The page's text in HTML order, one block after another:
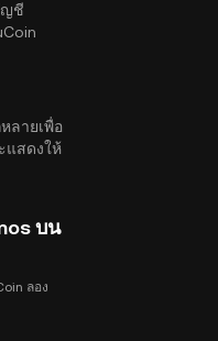
ญชี
ลายเพื่อ
แสดงให้
บน
ลอง